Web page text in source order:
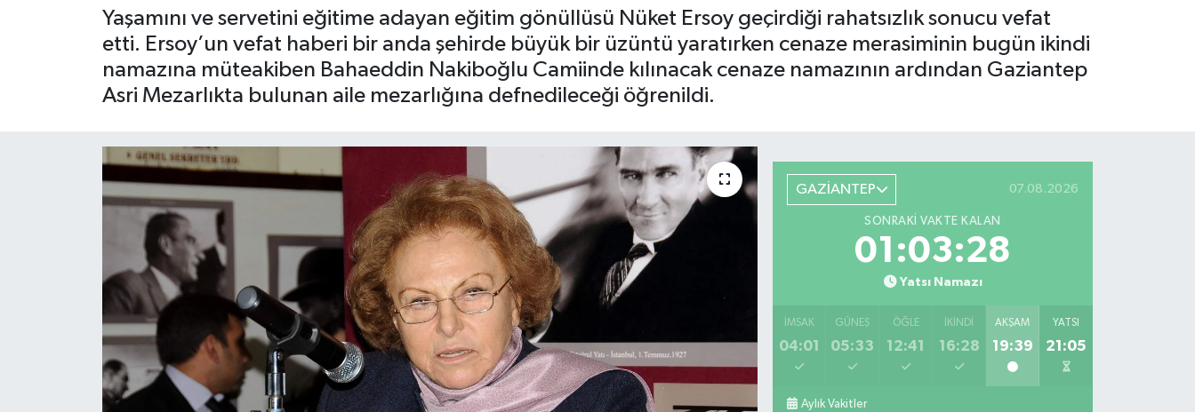
Yaşamını ve servetini eğitime adayan eğitim gönüllüsü Nüket Ersoy geçirdiği rahatsızlık sonucu vefat
etti. Ersoy’un vefat haberi bir anda şehirde büyük bir üzüntü yaratırken cenaze merasiminin bugün ikindi
namazına müteakiben Bahaeddin Nakiboğlu Camiinde kılınacak cenaze namazının ardından Gaziantep
Asri Mezarlıkta bulunan aile mezarlığına defnedileceği öğrenildi.
GAZİANTEP 07.08.2026
SONRAKI VAKTE KALAN
01:03:27
Yatsı Namazı
İMSAK
04:01
GÜNEŞ
05:33
ÖĞLE
12:41
İKINDI
16:28
AKŞAM
19:39
YATSI
21:05
Aylık Vakitler
Haberler
Sinemalar
Siyaset
Haber Arşivi